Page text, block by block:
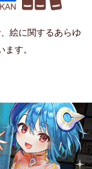
絵に関するあらゆ
す。